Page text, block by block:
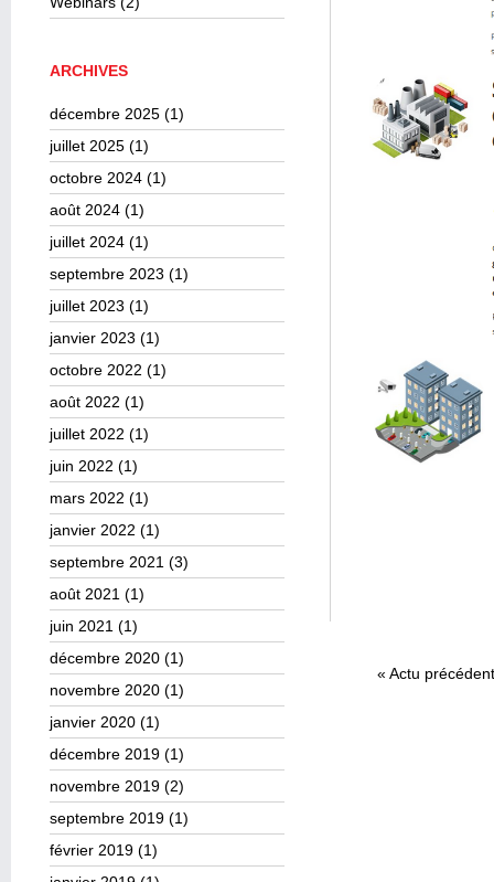
ARCHIVES
décembre 2025 (1)
juillet 2025 (1)
octobre 2024 (1)
août 2024 (1)
juillet 2024 (1)
septembre 2023 (1)
juillet 2023 (1)
janvier 2023 (1)
octobre 2022 (1)
août 2022 (1)
juillet 2022 (1)
juin 2022 (1)
mars 2022 (1)
janvier 2022 (1)
septembre 2021 (3)
août 2021 (1)
juin 2021 (1)
décembre 2020 (1)
novembre 2020 (1)
janvier 2020 (1)
décembre 2019 (1)
novembre 2019 (2)
septembre 2019 (1)
février 2019 (1)
« Actu